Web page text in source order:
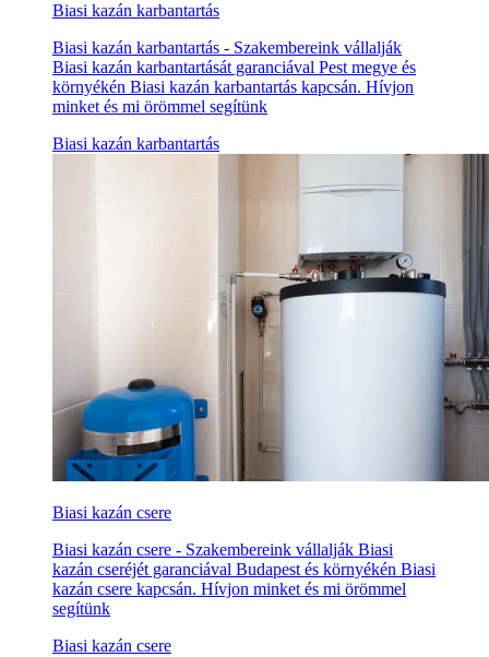
Biasi kazán karbantartás
Biasi kazán karbantartás - Szakembereink vállalják
Biasi kazán karbantartását garanciával Pest megye és
környékén Biasi kazán karbantartás kapcsán. Hívjon
minket és mi örömmel segítünk
Biasi kazán karbantartás
Biasi kazán csere
Biasi kazán csere - Szakembereink vállalják Biasi
kazán cseréjét garanciával Budapest és környékén Biasi
kazán csere kapcsán. Hívjon minket és mi örömmel
segítünk
Biasi kazán csere